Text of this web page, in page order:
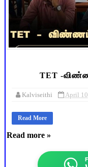
TET -
Kalviseithi April
Read More
Read more »